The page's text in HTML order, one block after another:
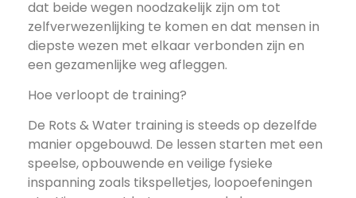
dat beide wegen noodzakelijk zijn om tot
zelfverwezenlijking te komen en dat mensen in
diepste wezen met elkaar verbonden zijn en
een gezamenlijke weg afleggen.
Hoe verloopt de training?
De Rots & Water training is steeds op dezelfde
manier opgebouwd. De lessen starten met een
speelse, opbouwende en veilige fysieke
inspanning zoals tikspelletjes, loopoefeningen